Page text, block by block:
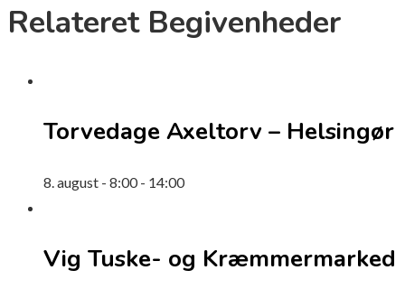
Relateret Begivenheder
Torvedage Axeltorv – Helsingør
8. august - 8:00- 14:00
Vig Tuske- og Kræmmermarked